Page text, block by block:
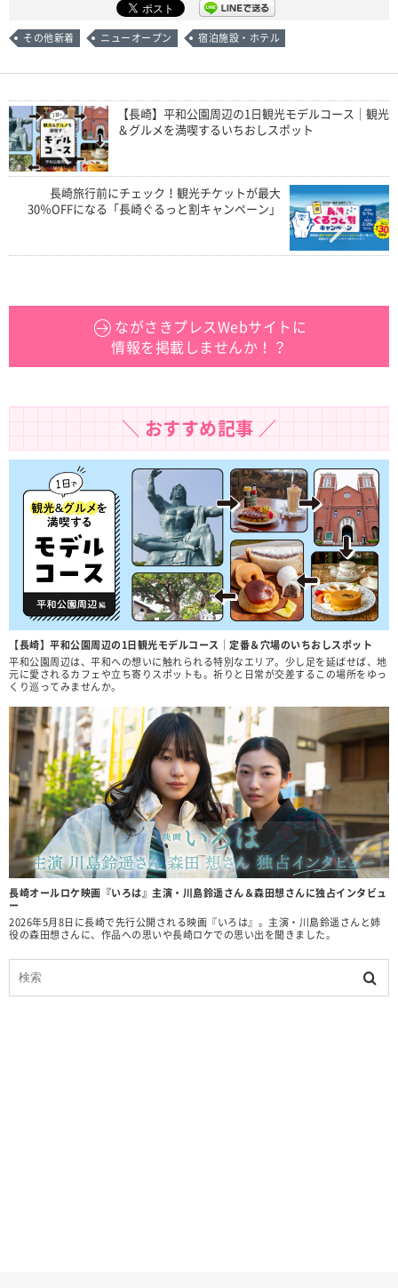
その他新着 ニューオープン 宿泊施設・ホテル
【長崎】平和公園周辺の1日観光モデルコース｜観光
＆グルメを満喫するいちおしスポット
長崎旅行前にチェック！観光チケットが最大
30％OFFになる「長崎ぐるっと割キャンペーン」
ながさきプレスWebサイトに
情報を掲載しませんか！？
＼ おすすめ記事 ／
【長崎】平和公園周辺の1日観光モデルコース｜定番＆穴場のいちおしスポット
平和公園周辺は、平和への想いに触れられる特別なエリア。少し足を延ばせば、地
元に愛されるカフェや立ち寄りスポットも。祈りと日常が交差するこの場所をゆっ
くり巡ってみませんか。
長崎オールロケ映画『いろは』主演・川島鈴遥さん＆森田想さんに独占インタビュ
ー
2026年5月8日に長崎で先行公開される映画『いろは』。主演・川島鈴遥さんと姉
役の森田想さんに、作品への思いや長崎ロケでの思い出を聞きました。